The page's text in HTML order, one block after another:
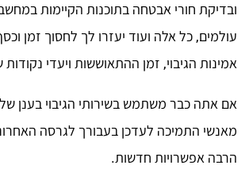
ובדיקת חורי אבטחה בתוכנות הקיימות
עולמים, כל אלה ועוד יעזרו לך לחסוך זמן
אמינות הגיבוי, זמן ההתאוששות ויעדי נקודות
אם אתה כבר משתמש בשירותי הגיבוי בענן
מאנשי התמיכה לעדכן בעבורך לגרסה
הרבה אפשרויות חדשות.